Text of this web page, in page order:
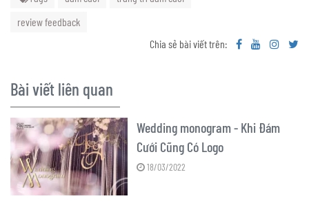
review feedback
Chia sẻ bài viết trên:
Bài viết liên quan
Wedding monogram - Khi Đám
Cưới Cũng Có Logo
18/03/2022